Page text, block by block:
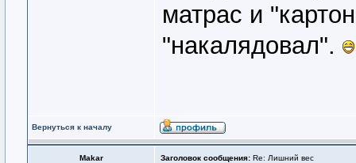
матрас и
"накалядовал".
Вернуться к началу
Makar Заголовок сообщения: Re: Лишний вес